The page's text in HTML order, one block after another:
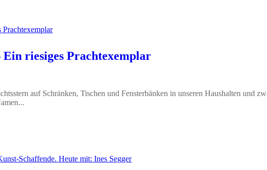
riesiges Prachtexemplar
auf Schränken, Tischen und Fensterbänken in unseren Haushalten und